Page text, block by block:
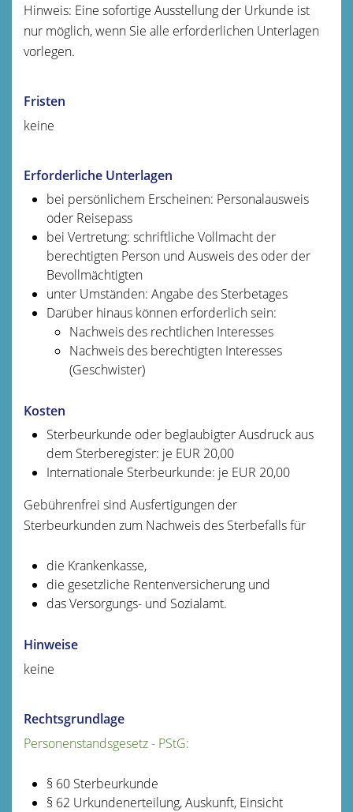
Hinweis: Eine sofortige Ausstellung der Urkunde ist
nur möglich, wenn Sie alle erforderlichen Unterlagen
vorlegen.
Fristen
keine
Erforderliche Unterlagen
bei persönlichem Erscheinen: Personalausweis
oder Reisepass
bei Vertretung: schriftliche Vollmacht der
berechtigten Person und Ausweis des oder der
Bevollmächtigten
unter Umständen: Angabe des Sterbetages
Darüber hinaus können erforderlich sein:
Nachweis des rechtlichen Interesses
Nachweis des berechtigten Interesses
(Geschwister)
Kosten
Sterbeurkunde oder beglaubigter Ausdruck aus
dem Sterberegister: je EUR 20,00
Internationale Sterbeurkunde: je EUR 20,00
Gebührenfrei sind Ausfertigungen der
Sterbeurkunden zum Nachweis des Sterbefalls für
die Krankenkasse,
die gesetzliche Rentenversicherung und
das Versorgungs- und Sozialamt.
Hinweise
keine
Rechtsgrundlage
Personenstandsgesetz - PStG:
§ 60 Sterbeurkunde
§ 62 Urkundenerteilung, Auskunft, Einsicht